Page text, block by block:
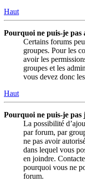
Haut
Pourquoi ne puis-je pas
Certains forums
groupes. Pour les
avoir les
groupes et les
vous devez donc
Haut
Pourquoi ne puis-je pas
La possibilité
par forum, par
ne pas avoir
dans lequel vous
en joindre.
pourquoi vous ne
forum.